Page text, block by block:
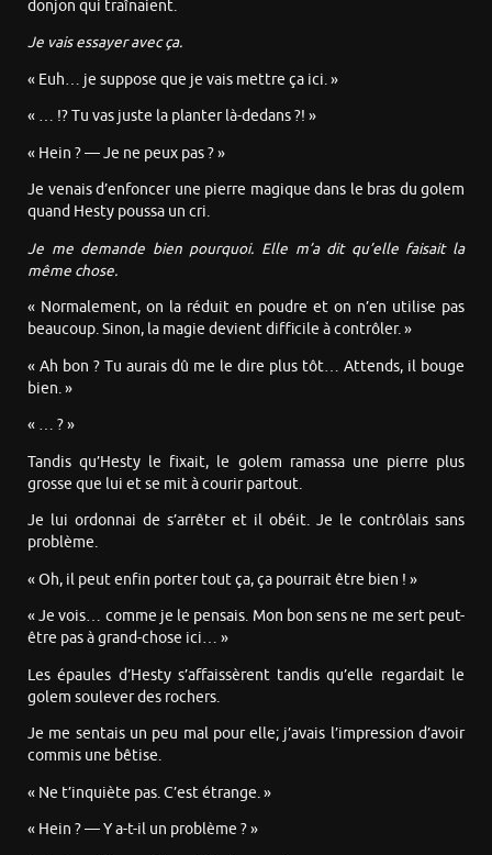
donjon qui traînaient.
Je vais essayer avec ça.
« Euh… je suppose que je vais mettre ça ici. »
« … !? Tu vas juste la planter là-dedans ?! »
« Hein ? — Je ne peux pas ? »
Je venais d’enfoncer une pierre magique dans le bras du golem
quand Hesty poussa un cri.
Je me demande bien pourquoi. Elle m’a dit qu’elle faisait la
même chose.
« Normalement, on la réduit en poudre et on n’en utilise pas
beaucoup. Sinon, la magie devient difficile à contrôler. »
« Ah bon ? Tu aurais dû me le dire plus tôt… Attends, il bouge
bien. »
« … ? »
Tandis qu’Hesty le fixait, le golem ramassa une pierre plus
grosse que lui et se mit à courir partout.
Je lui ordonnai de s’arrêter et il obéit. Je le contrôlais sans
problème.
« Oh, il peut enfin porter tout ça, ça pourrait être bien ! »
« Je vois… comme je le pensais. Mon bon sens ne me sert peut-
être pas à grand-chose ici… »
Les épaules d’Hesty s’affaissèrent tandis qu’elle regardait le
golem soulever des rochers.
Je me sentais un peu mal pour elle; j’avais l’impression d’avoir
commis une bêtise.
« Ne t’inquiète pas. C’est étrange. »
« Hein ? — Y a-t-il un problème ? »